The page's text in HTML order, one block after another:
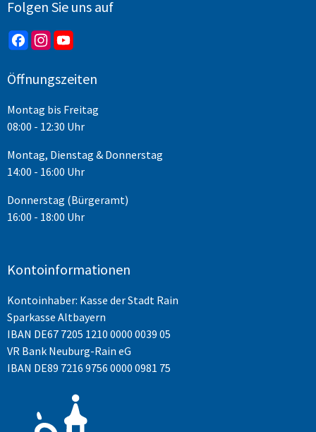
Folgen Sie uns auf
Öffnungszeiten
Montag bis Freitag
08:00 - 12:30 Uhr
Montag, Dienstag & Donnerstag
14:00 - 16:00 Uhr
Donnerstag (Bürgeramt)
16:00 - 18:00 Uhr
Kontoinformationen
Kontoinhaber: Kasse der Stadt Rain
Sparkasse Altbayern
IBAN DE67 7205 1210 0000 0039 05
VR Bank Neuburg-Rain eG
IBAN DE89 7216 9756 0000 0981 75